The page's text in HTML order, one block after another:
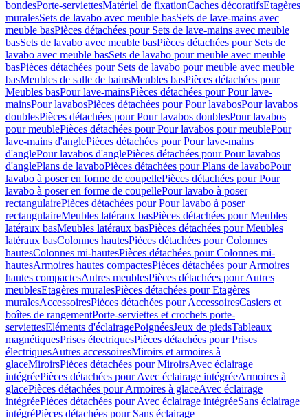
bondesPorte-serviettesMatériel de fixationCaches décoratifsEtagères
muralesSets de lavabo avec meuble basSets de lave-mains avec
meuble basPièces détachées pour Sets de lave-mains avec meuble
basSets de lavabo avec meuble basPièces détachées pour Sets de
lavabo avec meuble basSets de lavabo pour meuble avec meuble
basPièces détachées pour Sets de lavabo pour meuble avec meuble
basMeubles de salle de bainsMeubles basPièces détachées pour
Meubles basPour lave-mainsPièces détachées pour Pour lave-
mainsPour lavabosPièces détachées pour Pour lavabosPour lavabos
doublesPièces détachées pour Pour lavabos doublesPour lavabos
pour meublePièces détachées pour Pour lavabos pour meublePour
lave-mains d'anglePièces détachées pour Pour lave-mains
d'anglePour lavabos d'anglePièces détachées pour Pour lavabos
d'anglePlans de lavaboPièces détachées pour Plans de lavaboPour
lavabo à poser en forme de coupellePièces détachées pour Pour
lavabo à poser en forme de coupellePour lavabo à poser
rectangulairePièces détachées pour Pour lavabo à poser
rectangulaireMeubles latéraux basPièces détachées pour Meubles
latéraux basMeubles latéraux basPièces détachées pour Meubles
latéraux basColonnes hautesPièces détachées pour Colonnes
hautesColonnes mi-hautesPièces détachées pour Colonnes mi-
hautesArmoires hautes compactesPièces détachées pour Armoires
hautes compactesAutres meublesPièces détachées pour Autres
meublesEtagères muralesPièces détachées pour Etagères
muralesAccessoiresPièces détachées pour AccessoiresCasiers et
boîtes de rangementPorte-serviettes et crochets porte-
serviettesEléments d'éclairagePoignéesJeux de piedsTableaux
magnétiquesPrises électriquesPièces détachées pour Prises
électriquesAutres accessoiresMiroirs et armoires à
glaceMiroirsPièces détachées pour MiroirsAvec éclairage
intégréePièces détachées pour Avec éclairage intégréeArmoires à
glacePièces détachées pour Armoires à glaceAvec éclairage
intégréePièces détachées pour Avec éclairage intégréeSans éclairage
intégréPièces détachées pour Sans éclairage